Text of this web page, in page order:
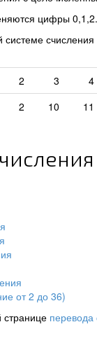
цифры 0,1,2.
2 3 4
2 10 11
от 2 до 36)
перевода